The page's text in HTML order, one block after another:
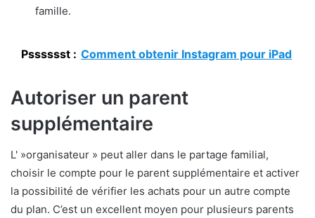
famille.
Psssssst : Comment obtenir Instagram pour iPad
Autoriser un parent
supplémentaire
L' »organisateur » peut aller dans le partage familial,
choisir le compte pour le parent supplémentaire et activer
la possibilité de vérifier les achats pour un autre compte
du plan. C’est un excellent moyen pour plusieurs parents